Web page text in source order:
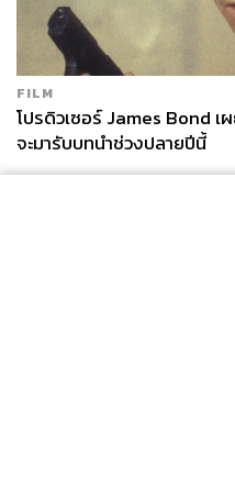
FILM
โปรดิวเซอร์ James Bond เ
จะมารับบทนำช่วงปลายปีนี้